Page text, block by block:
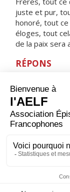
juste et pur,
honoré, tout
éloges, tout
de la paix sera
RÉPONS
je bénirai ton
ORAISON
Écoute-nous,
profonde que
prière de la